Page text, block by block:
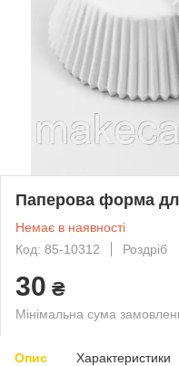
Паперова форма
Немає в наявності
Код: 85-10312
Роздріб
30 ₴
Мінімальна сума
Опис Характеристики